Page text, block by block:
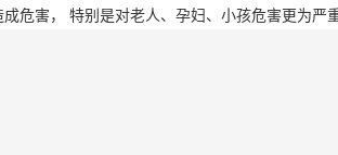
危害， 特别是对老人、孕妇、小孩危害更为严